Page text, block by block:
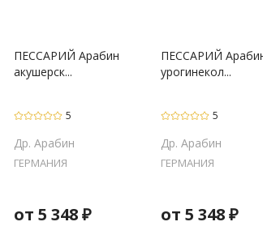
ПЕССАРИЙ Арабин
акушерск...
5
Др. Арабин
ГЕРМАНИЯ
от 5 348₽
ПЕССАРИЙ
урогинекол...
5
Др. Арабин
ГЕРМАНИЯ
от 5 348₽